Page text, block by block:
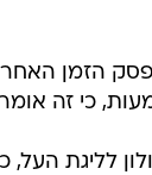
הזמן
כי זה אומר
לליגת העל,